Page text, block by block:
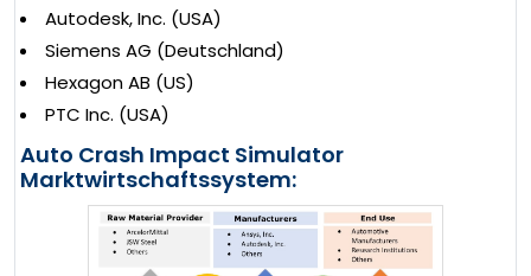
Autodesk, Inc. (USA)
Siemens AG (Deutschland)
Hexagon AB (US)
PTC Inc. (USA)
Auto Crash Impact Simulator
Marktwirtschaftssystem: